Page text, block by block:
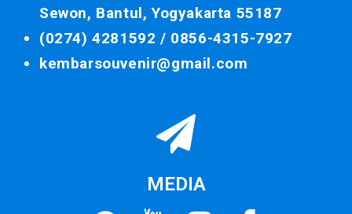
Sewon, Bantul, Yogyakarta 55187
(0274) 4281592 / 0856-4315-7927
kembarsouvenir@gmail.com
MEDIA